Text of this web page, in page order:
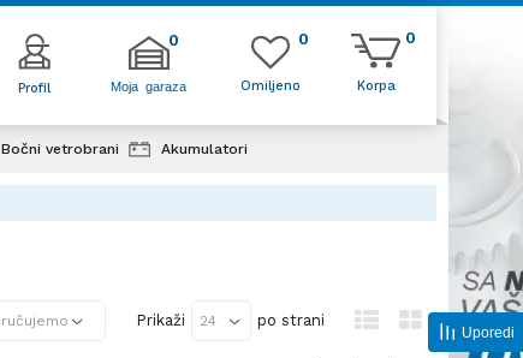
Profil Moja garaza
0
Korpa
0
Omiljeno
0
Bočni vetrobrani Akumulatori
Uporedi
Prikaži po strani